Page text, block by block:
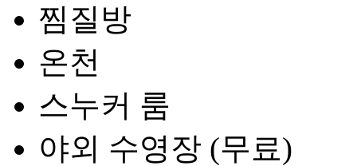
찜질방
온천
스누커 룸
야외 수영장 (무료)